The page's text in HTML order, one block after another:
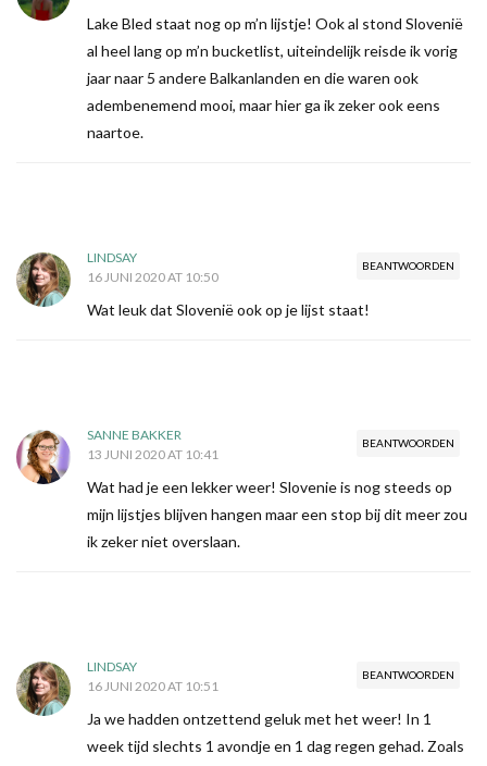
Lake Bled staat nog op m’n lijstje! Ook al stond Slovenië
al heel lang op m’n bucketlist, uiteindelijk reisde ik vorig
jaar naar 5 andere Balkanlanden en die waren ook
adembenemend mooi, maar hier ga ik zeker ook eens
naartoe.
BEANTWOORDEN
LINDSAY
16 JUNI 2020 AT 10:50
Wat leuk dat Slovenië ook op je lijst staat!
BEANTWOORDEN
SANNE BAKKER
13 JUNI 2020 AT 10:41
Wat had je een lekker weer! Slovenie is nog steeds op
mijn lijstjes blijven hangen maar een stop bij dit meer zou
ik zeker niet overslaan.
BEANTWOORDEN
LINDSAY
16 JUNI 2020 AT 10:51
Ja we hadden ontzettend geluk met het weer! In 1
week tijd slechts 1 avondje en 1 dag regen gehad. Zoals